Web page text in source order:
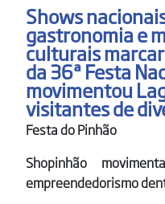
Shows
gastronomia e
culturais
da 36ª Festa
movimentou
visitantes de
Festa do Pinhão
Shopinhão
empreendedorismo